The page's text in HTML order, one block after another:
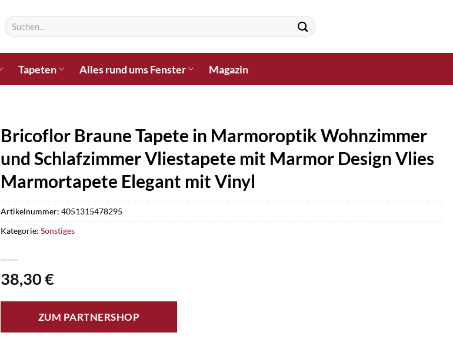
Suchen
nach:
Tapeten Alles rund ums Fenster Magazin
Bricoflor Braune Tapete in Marmoroptik Wohnzimmer
und Schlafzimmer Vliestapete mit Marmor Design Vlies
Marmortapete Elegant mit Vinyl
38,30€
ZUM PARTNERSHOP
Artikelnummer: 4051315478295
Kategorie: Sonstiges